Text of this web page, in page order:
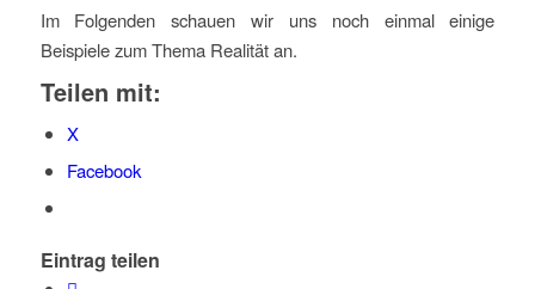
Im Folgenden schauen wir uns noch einmal einige
Beispiele zum Thema Realität an.
Teilen mit:
X
Facebook
Eintrag teilen